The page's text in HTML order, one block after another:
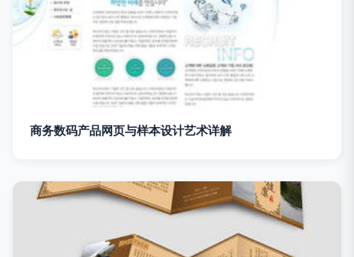
商务数码产品网页与样本设计艺术详解